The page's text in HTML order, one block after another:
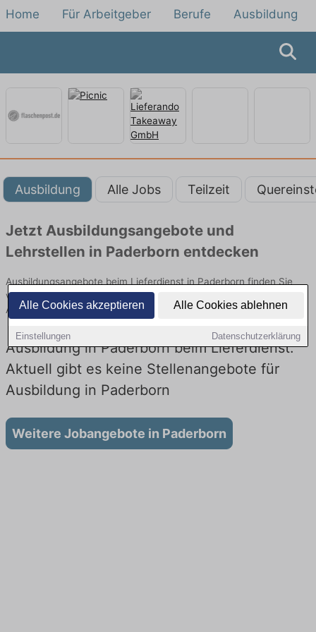
Alle Cookies akzeptieren Alle Cookies ablehnen
Einstellungen Datenschutzerklärung
Home Für Arbeitgeber Berufe Ausbildung
Ausbildung Alle Jobs Teilzeit
Jetzt Ausbildungsangebote und
Lehrstellen in Paderborn entdecken
Ausbildungsangebote beim Lieferdienst in Paderborn finden Sie
von namhaften Firmen. Entdecken Sie freie Optionen von Top-
Arbeitgebern und bewerben Sie sich noch heute.
Ausbildung in Paderborn beim Lieferdienst:
Aktuell gibt es keine Stellenangebote für
Ausbildung in Paderborn
Weitere Jobangebote in Paderborn